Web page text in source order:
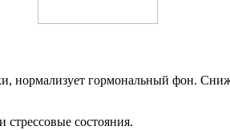
гормональный фон.
стрессовые состояния.